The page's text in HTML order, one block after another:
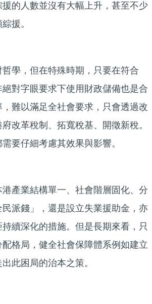
的人數並沒有大幅上升，甚至不少
援。
學，但在特殊時期，只要在符合
對字眼要求下使用財政儲備也是合
難以滿足全社會要求，只會透過改
改革稅制、拓寬稅基、開徵新稅。
要仔細考慮其效果與影響。
產業結構單一、社會階層固化、分
派錢」，還是設立失業援助金，亦
續深化的措施。但是長期來看，只
格局，健全社會保障體系例如建立
此困局的治本之策。